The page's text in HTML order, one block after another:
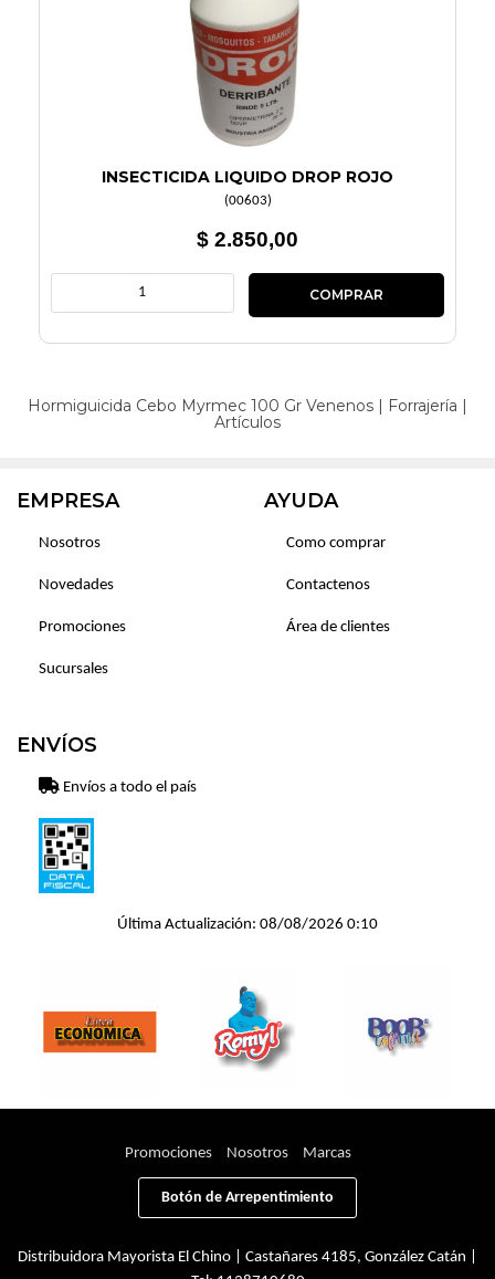
INSECTICIDA LIQUIDO DROP ROJO
(00603)
$ 2.850,00
Hormiguicida Cebo Myrmec 100 Gr Venenos | Forrajería |
Artículos
EMPRESA
Nosotros
Novedades
Promociones
Sucursales
AYUDA
Como comprar
Contactenos
Área de clientes
ENVÍOS
Envíos a todo el país
Última Actualización: 08/08/2026 0:10
Promociones Nosotros Marcas
Botón de Arrepentimiento
Distribuidora Mayorista El Chino | Castañares 4185, González Catán |